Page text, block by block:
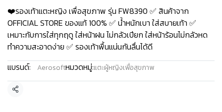
❤️รองเท้าแตะหญิง เพื่อสุขภาพ รุ่น FW8390 ✅ สินค้าจาก
OFFICIAL STORE ของแท้ 100% ✅ น้ำหนักเบา ใส่สบายเท้า ✅
เหมาะกับการใส่ทุกฤดู ใส่หน้าฝน ไม่กลัวเปียก ใส่หน้าร้อนไม่กลัวหด
ทำความสะอาดง่าย ✅ รองเท้าพื้นแน่นกันลื่นได้ดี
แบรนด์:
Aerosoftหมวดหมู่:แตะผู้หญิงเพื่อสุขภาพ
แชร์